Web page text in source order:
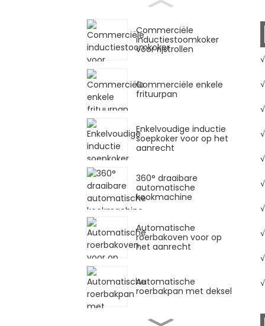
Commerciële
inductiestoomkoker
voor rijstrollen
Commerciële enkele
frituurpan
Enkelvoudige inductie
soepkoker voor op het
aanrecht
360° draaibare
automatische
kookmachine
Automatische
roerbakoven voor op
het aanrecht
Automatische
roerbakpan met deksel